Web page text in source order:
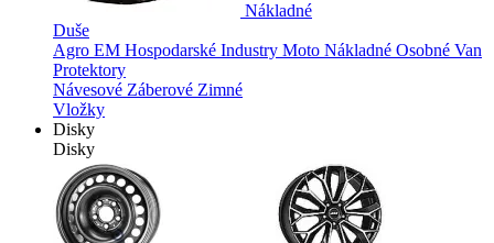
Nákladné
Duše
Agro EM Hospodarské Industry Moto Nákladné Osobné Van
Protektory
Návesové Záberové Zimné
Vložky
Disky
Disky